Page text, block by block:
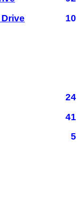
10
24
41
5